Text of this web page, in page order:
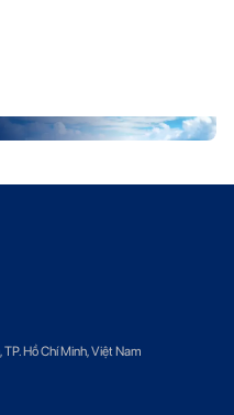
Hồ Chí Minh, Việt Nam